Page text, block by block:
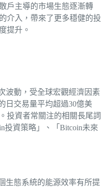
戶主導的市場生態逐漸轉
介入，帶來了更多穩健的投
提升。
波動，受全球宏觀經濟因素
日交易量平均超過30億美
投資者常關注的相關長尾詞
投資策略」、「Bitcoin未來
生態系統的能源效率有所提